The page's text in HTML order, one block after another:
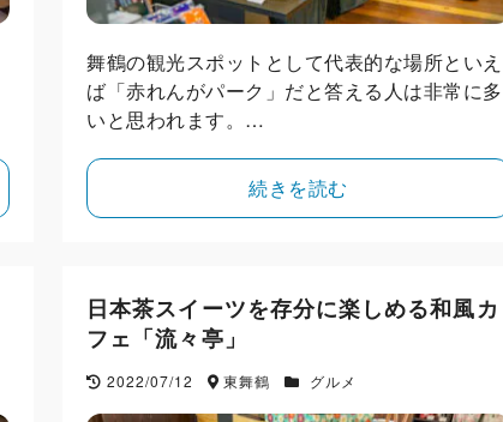
舞鶴の観光スポットとして代表的な場所といえ
ば「赤れんがパーク」だと答える人は非常に多
いと思われます。…
続きを読む
日本茶スイーツを存分に楽しめる和風カ
フェ「流々亭」
2022/07/12 東舞鶴 グルメ